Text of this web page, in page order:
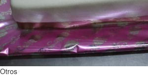
Otros